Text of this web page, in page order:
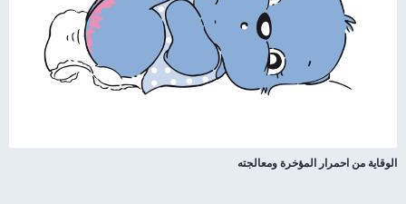
الوقاية من احمرار المؤخرة ومعالجته